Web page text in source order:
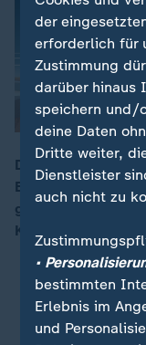
00:05
Die Spitzen der
Beginn der
gezeigt. Jetzt
Koalitionsvertrag
der
erforderlich für
Zustimmung
darüber hinaus
speichern und/
deine Daten
Dritte weiter,
Dienstleister
auch nicht zu
•
bestimmten
Erlebnis im
und